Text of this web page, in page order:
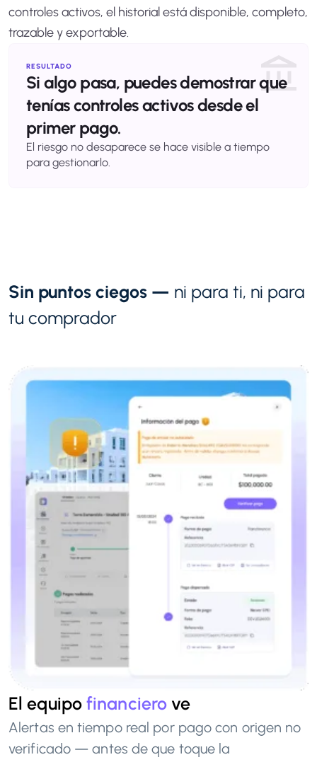
controles activos, el historial está disponible, completo,
trazable y exportable.
RESULTADO
Si algo pasa, puedes demostrar que
tenías controles activos desde el
primer pago.
El riesgo no desaparece se hace visible a tiempo
para gestionarlo.
Sin puntos ciegos — ni para ti, ni para
tu comprador
El equipo financiero ve
Alertas en tiempo real por pago con origen no
verificado — antes de que toque la